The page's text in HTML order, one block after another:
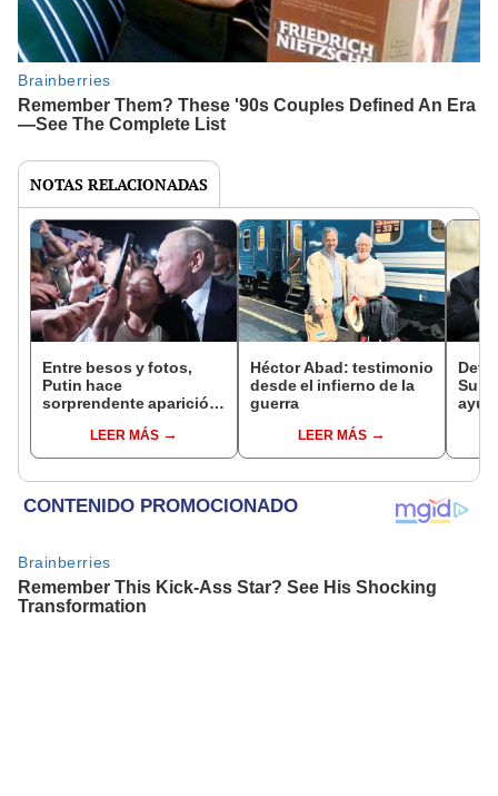
NOTAS RELACIONADAS
Entre besos y fotos,
Putin hace
sorprendente aparición
del grupo Wagner
LEER MÁS
Héctor Abad: testimonio
desde el infierno de la
guerra
LEER MÁS